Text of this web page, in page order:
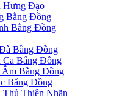
Hưng Đạo
Bằng Đồng
Bằng Đồng
Bằng Đồng
Ca Bằng Đồng
Âm Bằng Đồng
Bằng Đồng
Thủ Thiên Nhãn